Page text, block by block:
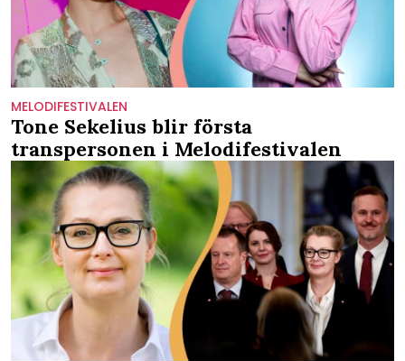
MELODIFESTIVALEN
Tone Sekelius blir första
transpersonen i Melodifestivalen